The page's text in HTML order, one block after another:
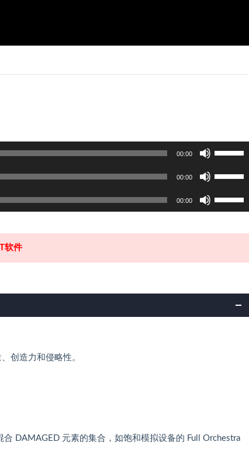
00:00
上
下
头
降
00:00
上
/
00:00
/
箭
键
软件
创造力和侵略性。
DAMAGED 元素的集合，如饱和模拟设备的 Full Orchestra